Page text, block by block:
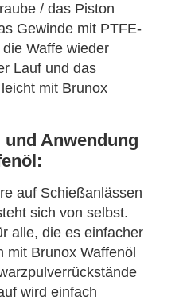
/ das Piston
Gewinde mit PTFE-
Waffe wieder
Lauf und das
mit Brunox
und Anwendung
auf Schießanlässen
sich von selbst.
alle, die es einfacher
mit Brunox Waffenöl
wird einfach